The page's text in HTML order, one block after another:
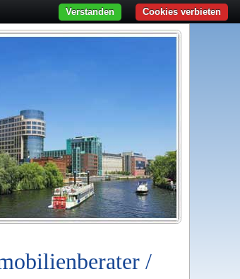
/
Cookies verbieten
Verstanden